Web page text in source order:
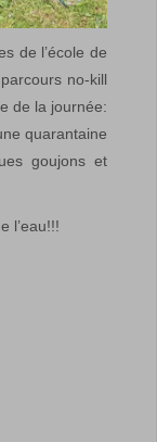
de l’école de
no-kill
de la journée:
quarantaine
goujons et
l’eau!!!